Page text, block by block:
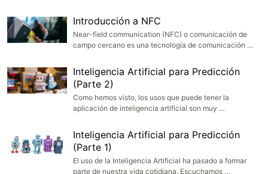
Introducción a NFC
Near-field communication (NFC) o comunicación de
campo cercano es una tecnología de comunicación …
Inteligencia Artificial para Predicción
(Parte 2)
Como hemos visto, los usos que puede tener la
aplicación de inteligencia artificial son muy …
Inteligencia Artificial para Predicción
(Parte 1)
El uso de la Inteligencia Artificial ha pasado a formar
parte de nuestra vida cotidiana. Escuchamos …